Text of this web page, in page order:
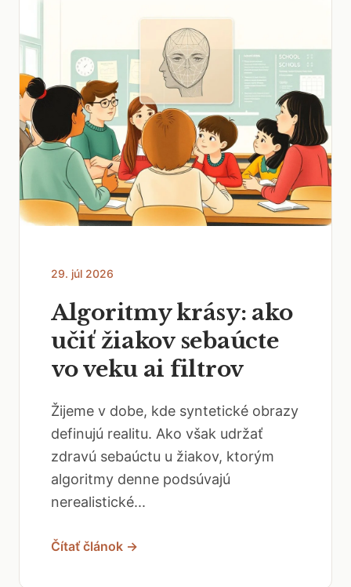
29. júl 2026
Algoritmy krásy: ako
učiť žiakov sebaúcte
vo veku ai filtrov
Žijeme v dobe, kde syntetické obrazy
definujú realitu. Ako však udržať
zdravú sebaúctu u žiakov, ktorým
algoritmy denne podsúvajú
nerealistické...
Čítať článok →